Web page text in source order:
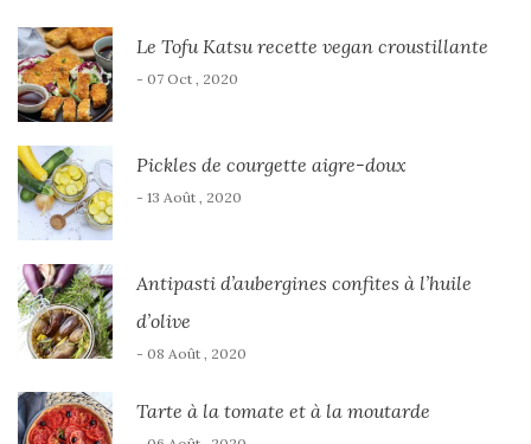
Le Tofu Katsu recette vegan croustillante
- 07 Oct , 2020
Pickles de courgette aigre-doux
- 13 Août , 2020
Antipasti d’aubergines confites à l’huile
d’olive
- 08 Août , 2020
Tarte à la tomate et à la moutarde